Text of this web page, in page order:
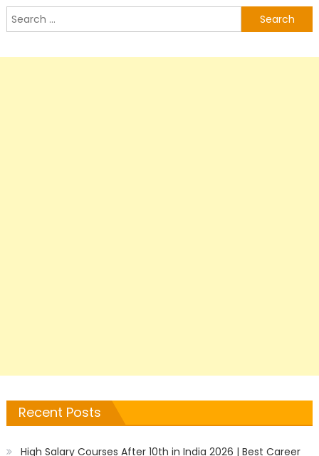
Search
for:
Recent Posts
High Salary Courses After 10th in India 2026 | Best Career